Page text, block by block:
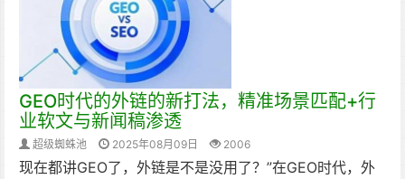
GEO时代的外链的新打法，精准场景匹配+行
业软文与新闻稿渗透
超级蜘蛛池 2025年08月09日 2006
现在都讲GEO了，外链是不是没用了？”在GEO时代，外